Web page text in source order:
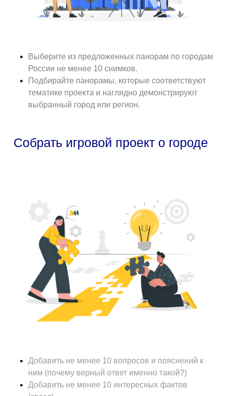
Выберите из предложенных панорам по городам
России не менее 10 снимков.
Подбирайте панорамы, которые соответствуют
тематике проекта и наглядно демонстрируют
выбранный город или регион.
Собрать игровой проект о городе
Добавить не менее 10 вопросов и пояснений к
ним (почему верный ответ именно такой?)
Добавить не менее 10 интересных фактов